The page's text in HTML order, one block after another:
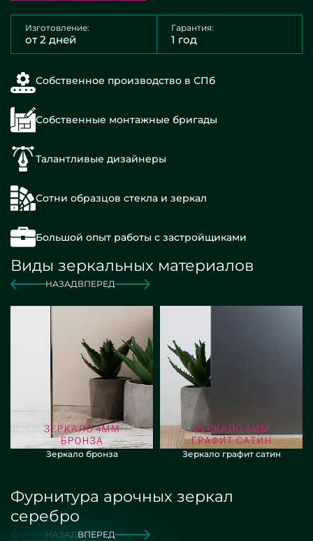
Изготовление:
от 2 дней
Гарантия:
1 год
Собственное производство в СПб
Собственные монтажные бригады
Талантливые дизайнеры
Сотни образцов стекла и зеркал
Большой опыт работы с застройщиками
Виды зеркальных материалов
НАЗАДВПЕРЕД
Зеркало бронза Зеркало графит сатин
Фурнитура арочных зеркал
серебро
НАЗАДВПЕРЕД